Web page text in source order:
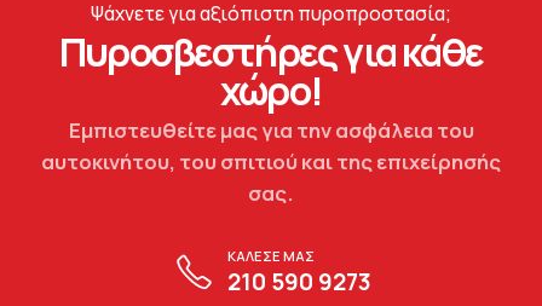
Ψάχνετε για αξιόπιστη πυροπροστασία;
Πυροσβεστήρες για κάθε
χώρο!
Εμπιστευθείτε μας για την ασφάλεια του
αυτοκινήτου, του σπιτιού και της επιχείρησής
σας.
ΚΑΛΕΣΕ ΜΑΣ
210 590 9273